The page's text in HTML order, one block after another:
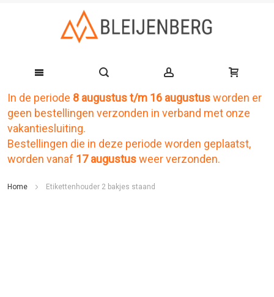
Ga
naar
de
inhoud
In de periode 8 augustus t/m 16 augustusworden er
geen bestellingen verzonden in verband met onze
vakantiesluiting.
Bestellingen die in deze periode worden geplaatst,
worden vanaf 17 augustusweer verzonden.
Home Etikettenhouder 2 bakjes staand